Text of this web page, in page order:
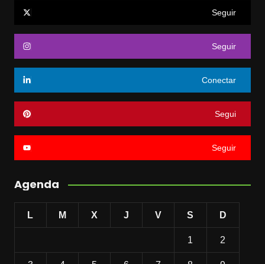
Seguir
Seguir
Conectar
Segui
Seguir
Agenda
L M X J V S D
1 2